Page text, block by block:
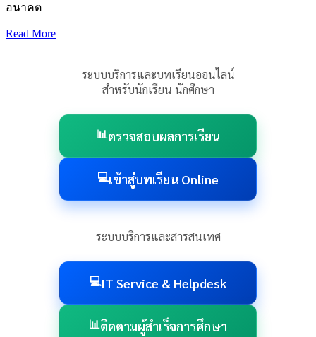
อนาคต
Read More
ระบบบริการและบทเรียนออนไลน์
สำหรับนักเรียน นักศึกษา
📊ตรวจสอบผลการเรียน
💻เข้าสู่บทเรียน Online
ระบบบริการและสารสนเทศ
💻IT Service & Helpdesk
📊ติดตามผู้สำเร็จการศึกษา